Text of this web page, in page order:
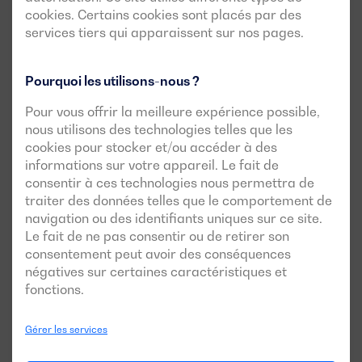
cookies. Certains cookies sont placés par des
services tiers qui apparaissent sur nos pages.
Pourquoi les utilisons-nous ?
Pour vous offrir la meilleure expérience possible,
nous utilisons des technologies telles que les
cookies pour stocker et/ou accéder à des
informations sur votre appareil. Le fait de
consentir à ces technologies nous permettra de
traiter des données telles que le comportement de
navigation ou des identifiants uniques sur ce site.
Le fait de ne pas consentir ou de retirer son
consentement peut avoir des conséquences
négatives sur certaines caractéristiques et
fonctions.
Gérer les services
Cas de réussite de cette
gamme